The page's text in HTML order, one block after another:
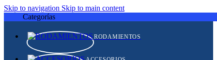
Skip to navigation Skip to main content
Categorías
RODAMIENTOS